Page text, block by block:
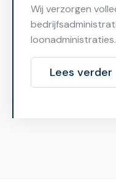
Wij verzorgen
loonadministraties.
Lees verder